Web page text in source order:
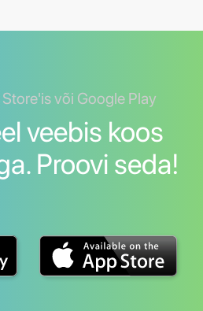
või Google Play
veebis koos
Proovi seda!